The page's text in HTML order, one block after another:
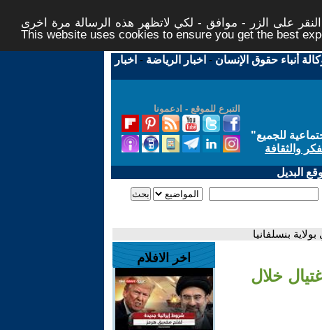
على الزر - موافق - لكي لاتظهر هذه الرسالة مرة اخرى -
This website uses cookies to ensure you get the best
أنباء حقوق الإنسان - اخبار الرياضة - اخبار
التبرع للموقع - ادعمونا
للجميع"
والثقافة
البديل
بنسلفانيا
خلال
اخر الافلام